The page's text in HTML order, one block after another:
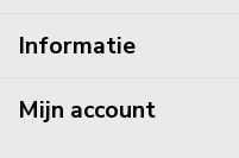
Informatie
Mijn account